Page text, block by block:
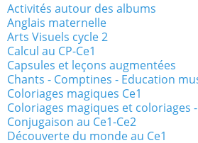
Activités autour des albums
Anglais maternelle
Arts Visuels cycle 2
Calcul au CP-Ce1
Capsules et leçons augmentées
Chants - Comptines - Education
Coloriages magiques Ce1
Coloriages magiques et coloriages
Conjugaison au Ce1-Ce2
Découverte du monde au Ce1